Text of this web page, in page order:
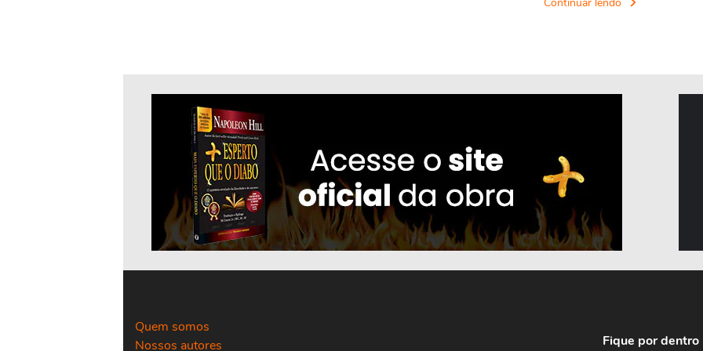
Continuar lendo
Quem somos
Nossos autores
Fique por dentro